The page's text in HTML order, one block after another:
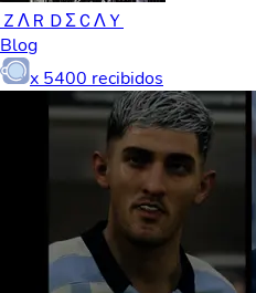
ＺΛＲＤΣＣΛＹ
Blog
x 5400 recibidos